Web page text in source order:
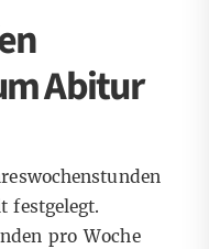
Abitur
festgelegt.
pro Woche